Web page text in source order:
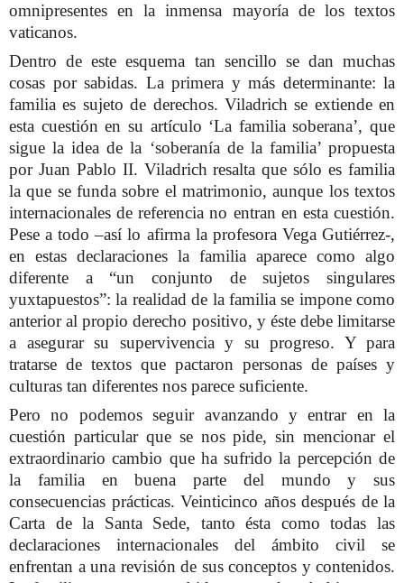
omnipresentes en la inmensa mayoría de los textos
vaticanos.
Dentro de este esquema tan sencillo se dan muchas
cosas por sabidas. La primera y más determinante: la
familia es sujeto de derechos. Viladrich se extiende en
esta cuestión en su artículo ‘La familia soberana’, que
sigue la idea de la ‘soberanía de la familia’ propuesta
por Juan Pablo II. Viladrich resalta que sólo es familia
la que se funda sobre el matrimonio, aunque los textos
internacionales de referencia no entran en esta cuestión.
Pese a todo –así lo afirma la profesora Vega Gutiérrez-,
en estas declaraciones la familia aparece como algo
diferente a “un conjunto de sujetos singulares
yuxtapuestos”: la realidad de la familia se impone como
anterior al propio derecho positivo, y éste debe limitarse
a asegurar su supervivencia y su progreso. Y para
tratarse de textos que pactaron personas de países y
culturas tan diferentes nos parece suficiente.
Pero no podemos seguir avanzando y entrar en la
cuestión particular que se nos pide, sin mencionar el
extraordinario cambio que ha sufrido la percepción de
la familia en buena parte del mundo y sus
consecuencias prácticas. Veinticinco años después de la
Carta de la Santa Sede, tanto ésta como todas las
declaraciones internacionales del ámbito civil se
enfrentan a una revisión de sus conceptos y contenidos.